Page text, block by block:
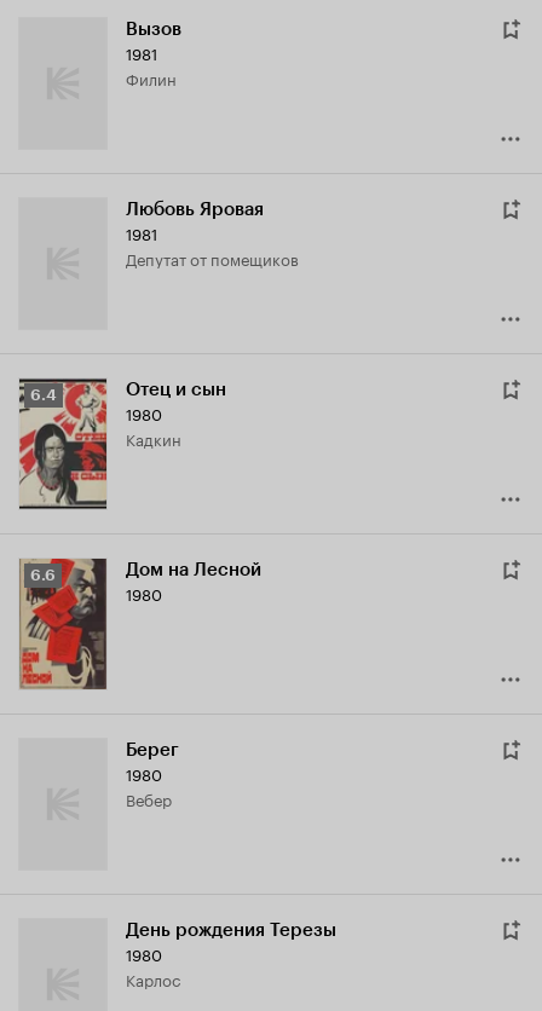
Вызов
1981
Филин
Любовь Яровая
1981
депутат от помещиков
Рейтинг
Кинопоиска
6.4
6.4 Отец и сын
1980
Кадкин
Рейтинг
Кинопоиска
6.6
6.6 Дом на Лесной
1980
Берег
1980
Вебер
День рождения Терезы
1980
Карлос